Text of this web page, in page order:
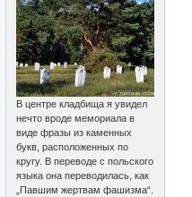
В центре кладбища я увидел
нечто вроде мемориала в
виде фразы из каменных
букв, расположенных по
кругу. В переводе с польского
языка она переводилась, как
„Павшим жертвам фашизма“.